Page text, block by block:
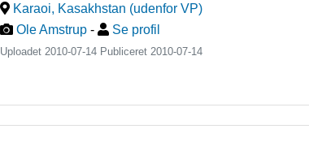
Karaoi, Kasakhstan (udenfor VP)
Ole Amstrup - Se profil
Uploadet 2010-07-14 Publiceret 2010-07-14